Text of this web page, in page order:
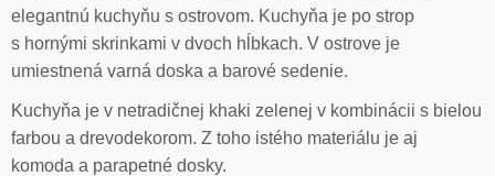
elegantnú kuchyňu s ostrovom. Kuchyňa je po strop
s hornými skrinkami v dvoch hĺbkach. V ostrove je
umiestnená varná doska a barové sedenie.
Kuchyňa je v netradičnej khaki zelenej v kombinácii s bielou
farbou a drevodekorom. Z toho istého materiálu je aj
komoda a parapetné dosky.